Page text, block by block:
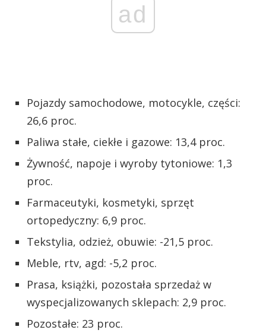
ad
Pojazdy samochodowe, motocykle, części:
26,6 proc.
Paliwa stałe, ciekłe i gazowe: 13,4 proc.
Żywność, napoje i wyroby tytoniowe: 1,3
proc.
Farmaceutyki, kosmetyki, sprzęt
ortopedyczny: 6,9 proc.
Tekstylia, odzież, obuwie: -21,5 proc.
Meble, rtv, agd: -5,2 proc.
Prasa, książki, pozostała sprzedaż w
wyspecjalizowanych sklepach: 2,9 proc.
Pozostałe: 23 proc.